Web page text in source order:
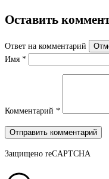
Оставить
Ответ на комментарий
Имя *
Комментарий *
Отправить комментарий
Защищено reCAPTCHA